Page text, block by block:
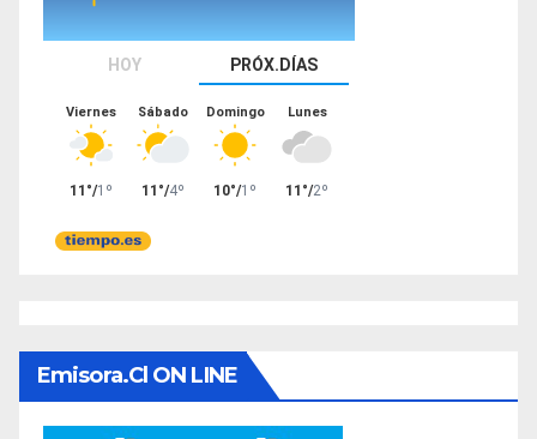
Emisora.cl ON LINE